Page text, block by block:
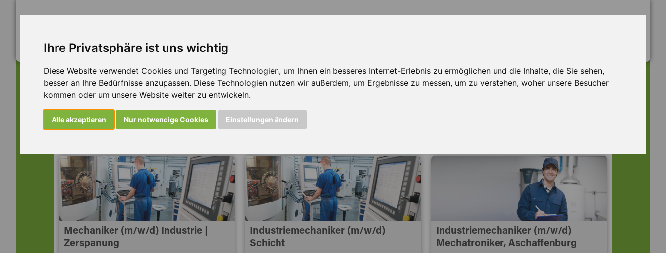
Ihre Privatsphäre ist uns wichtig
Diese Website verwendet Cookies und Targeting Technologien, um Ihnen ein besseres Internet-Erlebnis zu ermöglichen und die Inhalte, die Sie sehen,
besser an Ihre Bedürfnisse anzupassen. Diese Technologien nutzen wir außerdem, um Ergebnisse zu messen, um zu verstehen, woher unsere Besucher
kommen oder um unsere Website weiter zu entwickeln.
Alle akzeptieren Nur notwendige Cookies Einstellungen ändern
Dieser Job ist leider nicht mehr verfügbar ...
... aber vielleicht ist hier etwas dabei:
Mechaniker (m/w/d) Industrie |
Zerspanung
Industriemechaniker (m/w/d)
Schicht
Industriemechaniker (m/w/d)
Mechatroniker, Aschaffenburg